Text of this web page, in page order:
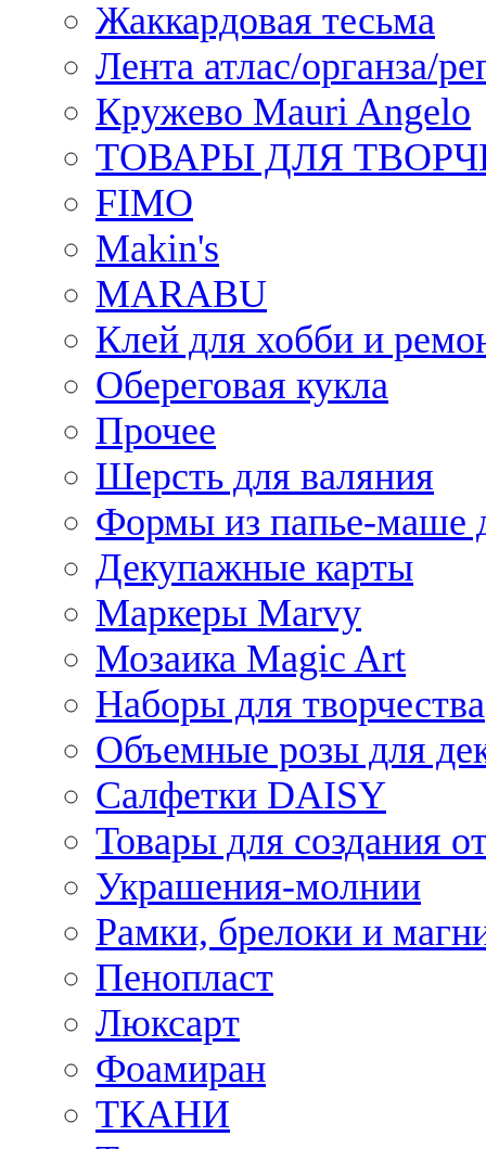
Жаккардовая тесьма
Лента атлас/органза/
Кружево Mauri Angelo
ТОВАРЫ ДЛЯ
FIMO
Makin's
MARABU
Клей для хобби и
Обереговая кукла
Прочее
Шерсть для валяния
Формы из папье-маше
Декупажные карты
Маркеры Marvy
Мозаика Magic Art
Наборы для творчества
Объемные розы для
Салфетки DAISY
Товары для создания
Украшения-молнии
Рамки, брелоки и
Пенопласт
Люксарт
Фоамиран
ТКАНИ